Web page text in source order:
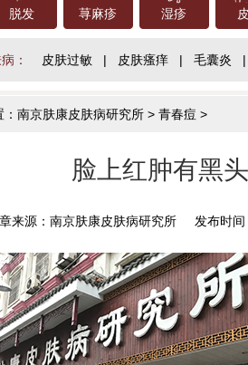
脱发 荨麻疹 湿疹
： 皮肤过敏 | 皮肤瘙痒 | 毛囊炎 |
南京肤康皮肤病研究所 > 青春痘 >
脸上红肿有黑
来源：南京肤康皮肤病研究所 发布时